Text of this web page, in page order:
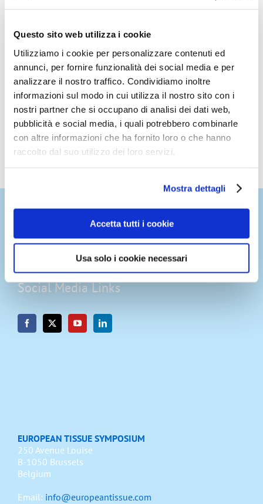
Questo sito web utilizza i cookie
Utilizziamo i cookie per personalizzare contenuti ed
annunci, per fornire funzionalità dei social media e per
analizzare il nostro traffico. Condividiamo inoltre
informazioni sul modo in cui utilizza il nostro sito con i
nostri partner che si occupano di analisi dei dati web,
pubblicità e social media, i quali potrebbero combinarle
con altre informazioni che ha fornito loro o che hanno
raccolto dal suo utilizzo dei loro servizi.
Mostra dettagli
Accetta tutti i cookie
Usa solo i cookie necessari
People wash hands more frequently, are concerned
about health risks associated with electric dryers, and
will take action if they don’t find their preferred drying
option Brussels, Belgium, 19 September 2022 – A
research survey has found that Europeans are more
aware of the importance of proper hand washing and
drying since the start [...]
Social Media Links
EUROPEAN TISSUE SYMPOSIUM
250 Avenue Louise
B-1050 Brussels
Belgium
Email: info@europeantissue.com